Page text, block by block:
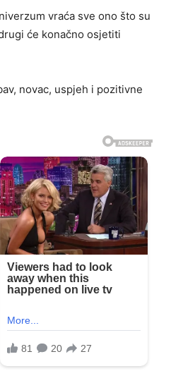
vraća sve ono što su
će konačno osjetiti
novac, uspjeh i pozitivne